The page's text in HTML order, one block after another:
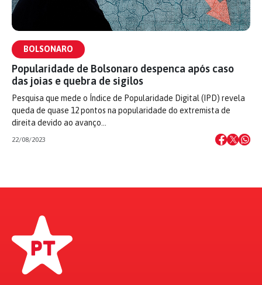
BOLSONARO
Popularidade de Bolsonaro despenca após caso
das joias e quebra de sigilos
Pesquisa que mede o Índice de Popularidade Digital (IPD) revela
queda de quase 12 pontos na popularidade do extremista de
direita devido ao avanço…
22/08/2023